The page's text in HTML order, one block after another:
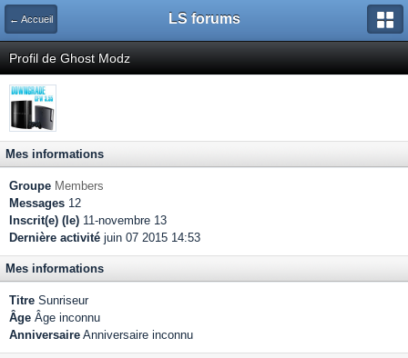
← Accueil LS forums
Profil de Ghost Modz
Mes informations
Groupe Members
Messages 12
Inscrit(e) (le) 11-novembre 13
Dernière activité juin 07 2015 14:53
Mes informations
Titre Sunriseur
Âge Âge inconnu
Anniversaire Anniversaire inconnu